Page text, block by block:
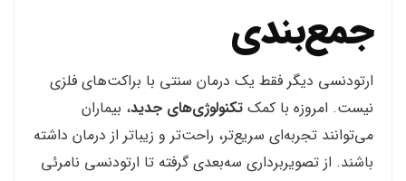
جمع‌بندی
ارتودنسی دیگر فقط یک درمان سنتی با براکت‌های فلزی
نیست. امروزه با کمک تکنولوژی‌های جدید، بیماران
می‌توانند تجربه‌ای سریع‌تر، راحت‌تر و زیباتر از درمان داشته
باشند. از تصویربرداری سه‌بعدی گرفته تا ارتودنسی نامرئی